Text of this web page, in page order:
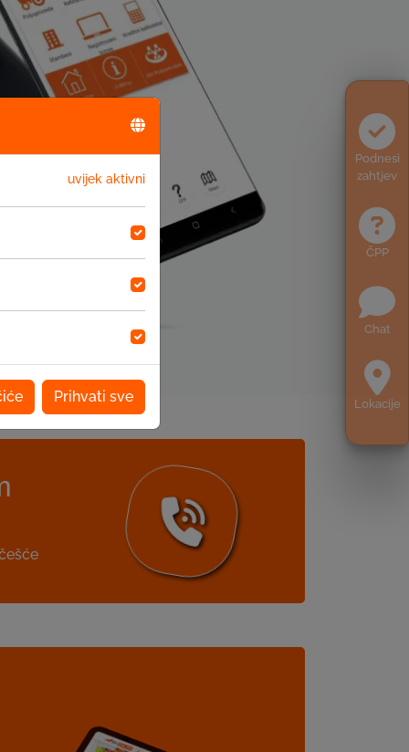
uvijek aktivni
Prihvati sve
Podnesi
zahtjev
ČPP
Chat
Lokacije